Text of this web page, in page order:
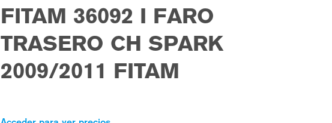
FITAM 36092 I FARO
TRASERO CH SPARK
2009/2011 FITAM